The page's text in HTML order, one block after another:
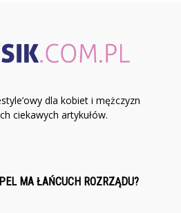
dla kobiet i mężczyzn
ciekawych artykułów.
MA ŁAŃCUCH ROZRZĄDU?